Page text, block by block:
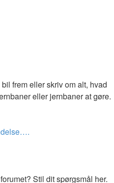
frem eller skriv om alt, hvad
eller jernbaner at gøre.
Stil dit spørgsmål her.